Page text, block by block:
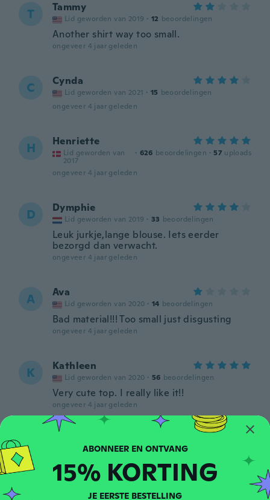
T Tammy
Lid geworden van 2019 · 12 beoordelingen
Another shirt way too small.
ongeveer 4 jaar geleden
C Cynda
Lid geworden van 2021 · 15 beoordelingen
ongeveer 4 jaar geleden
H Henriette
Lid geworden van
2017
· 626 beoordelingen · 57 uploads
ongeveer 4 jaar geleden
D Dymphie
Lid geworden van 2019 · 33 beoordelingen
Leuk jurkje,lange blouse. Iets eerder
bezorgd dan verwacht.
ongeveer 4 jaar geleden
A Ava
Lid geworden van 2020 · 14 beoordelingen
Bad material!!! Too small just disgusting
ongeveer 4 jaar geleden
K Kathleen
Lid geworden van 2020 · 56 beoordelingen
Very cute top. I really like it!!
ongeveer 4 jaar geleden
P
Lid geworden van
· 83 beoordelingen
Es precioso
ongeveer 4 jaar geleden
ABONNEER EN ONTVANG
15% KORTING
JE EERSTE BESTELLING